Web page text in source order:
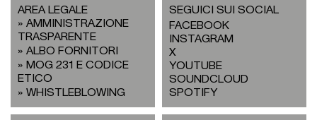
AREA LEGALE
AMMINISTRAZIONE
TRASPARENTE
ALBO FORNITORI
MOG 231 E CODICE
ETICO
WHISTLEBLOWING
SEGUICI SUI SOCIAL
FACEBOOK
INSTAGRAM
X
YOUTUBE
SOUNDCLOUD
SPOTIFY